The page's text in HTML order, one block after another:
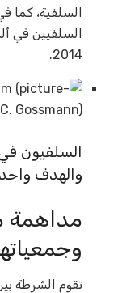
السلفية، كما
السلفيين في
2014.
السلفيون
والهدف واحد
مداهمة
تقوم الشرطة